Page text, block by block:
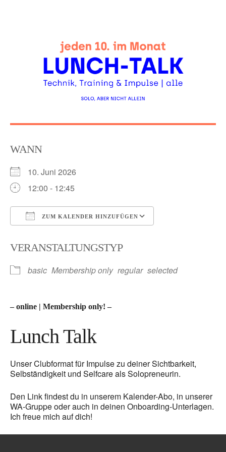
WANN
10. Juni 2026
12:00 - 12:45
ZUM KALENDER HINZUFÜGEN
VERANSTALTUNGSTYP
basic Membership only regular selected
– online | Membership only! –
Lunch Talk
Unser Clubformat für Impulse zu deiner Sichtbarkeit,
Selbständigkeit und Selfcare als Solopreneurin.
Den Link findest du in unserem Kalender-Abo, in unserer
WA-Gruppe oder auch in deinen Onboarding-Unterlagen.
Ich freue mich auf dich!